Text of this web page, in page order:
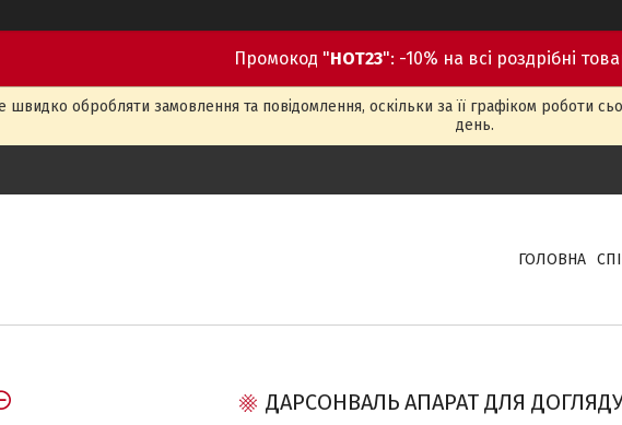
Промокод "HOT23": -10% на всі роздрібні
швидко обробляти замовлення та повідомлення, оскільки за її графіком роботи
день.
ГОЛОВНА
ДАРСОНВАЛЬ АПАРАТ ДЛЯ